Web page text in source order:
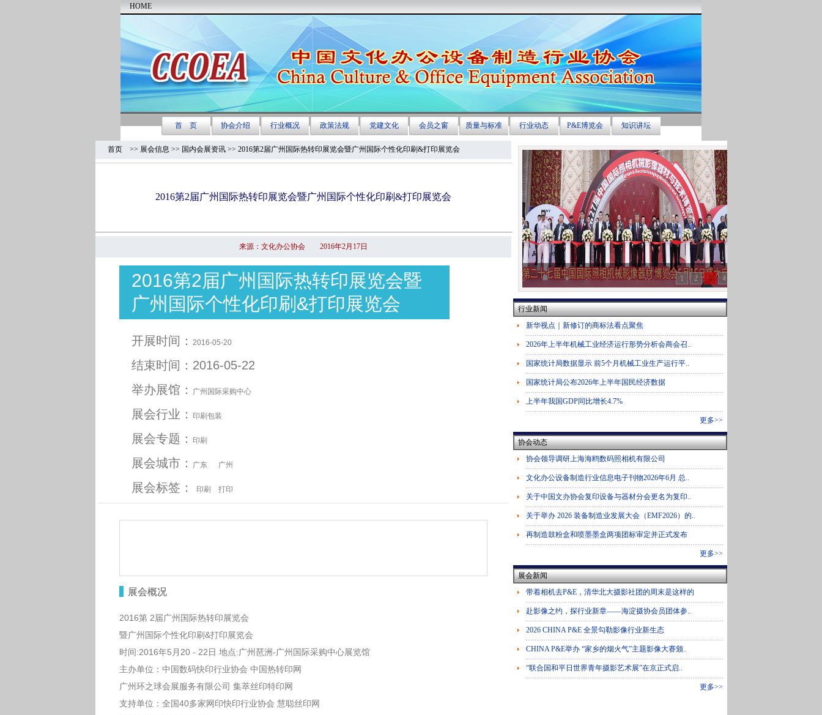
首页 >> 展会信息 >> 国内会展资讯>> 2016第2届广州国际热转印展览会暨广州国际个性化印刷&打印展览会
2016第2届广州国际热转印展览会暨广州国际个性化印刷&打印展览会
来源：文化办公协会 2016年2月17日
2016第2届广州国际热转印展览会暨
广州国际个性化印刷&打印展览会
开展时间： 2016-05-20
结束时间：2016-05-22
举办展馆：
广州国际采购中心
展会行业： 印刷包装
展会专题： 印刷
展会城市： 广东 广州
展会标签： 印刷 打印
展会概况
2016第 2届广州国际热转印展览会
暨广州国际个性化印刷&打印展览会
时间:2016年5月20 - 22日 地点:广州琶洲-广州国际采购中心展览馆
主办单位：中国数码快印行业协会 中国热转印网
广州环之球会展服务有限公司 集萃丝印特印网
支持单位：全国40多家网印快印行业协会 慧聪丝印网
行业新闻
协会动态
展会新闻